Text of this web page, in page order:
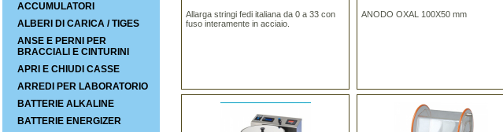
ACCUMULATORI
ALBERI DI CARICA / TIGES
ANSE E PERNI PER
BRACCIALI E CINTURINI
APRI E CHIUDI CASSE
ARREDI PER LABORATORIO
BATTERIE ALKALINE
BATTERIE ENERGIZER
Allarga stringi fedi italiana da 0 a 33 con
fuso interamente in acciaio.
ANODO OXAL 100X50 mm